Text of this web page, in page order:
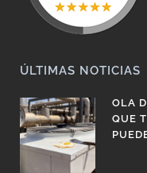
ÚLTIMAS NOTICIAS
OLA
QUE